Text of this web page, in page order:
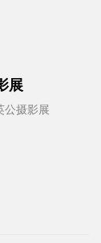
展
摄影展